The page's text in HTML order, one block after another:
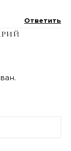
Ответить